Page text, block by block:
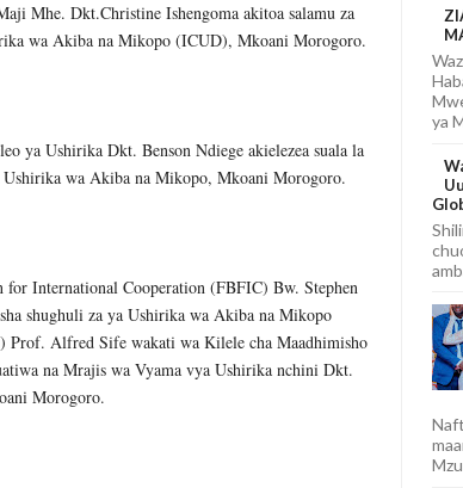
Mhe. Dkt.Christine Ishengoma akitoa salamu za
wa Akiba na Mikopo (ICUD), Mkoani Morogoro.
ya Ushirika Dkt. Benson Ndiege akielezea suala la
wa Akiba na Mikopo, Mkoani Morogoro.
International Cooperation (FBFIC) Bw. Stephen
shughuli za ya Ushirika wa Akiba na Mikopo
Alfred Sife wakati wa Kilele cha Maadhimisho
na Mrajis wa Vyama vya Ushirika nchini Dkt.
Morogoro.
ya